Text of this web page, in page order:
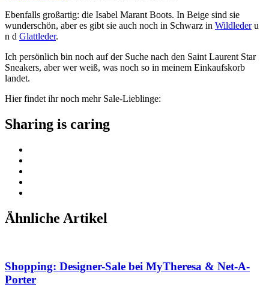
Ebenfalls großartig: die Isabel Marant Boots. In Beige sind sie
wunderschön, aber es gibt sie auch noch in Schwarz in Wildlederu
n d Glattleder.
Ich persönlich bin noch auf der Suche nach den Saint Laurent Star
Sneakers, aber wer weiß, was noch so in meinem Einkaufskorb
landet.
Hier findet ihr noch mehr Sale-Lieblinge:
Sharing is caring
Ähnliche Artikel
Shopping: Designer-Sale bei MyTheresa & Net-A-
Porter